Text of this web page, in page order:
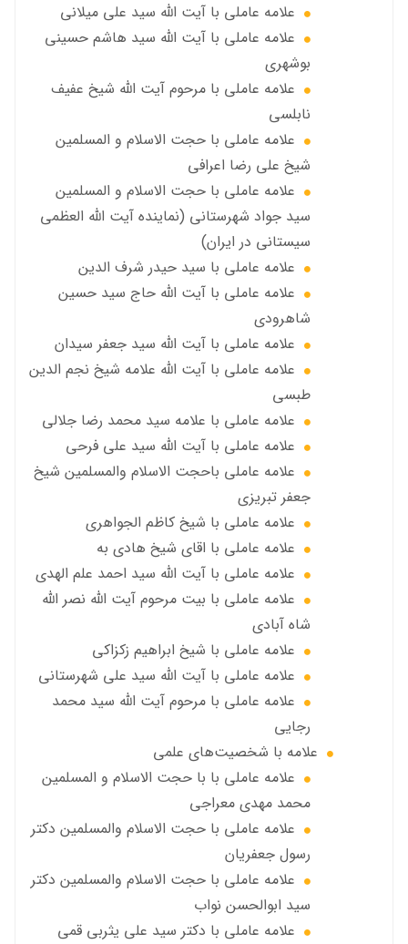
علامه عاملی با آیت الله سيد علي ميلاني
علامه عاملی با آيت الله سید هاشم حسینی
بوشهری
علامه عاملی با مرحوم آيت الله شيخ عفيف
نابلسي
علامه عاملي با حجت الاسلام و المسلمین
شیخ علی رضا اعرافی
علامه عاملي با حجت الاسلام و المسلمین
سید جواد شهرستانی (نماینده آیت الله العظمى
سیستانی در ایران)
علامه عاملي با سيد حیدر شرف الدين
علامه عاملي با آیت‌ الله حاج سید حسین
شاهرودی
علامه عاملي با آیت الله سید جعفر سيدان
علامه عاملي با آیت الله علامه شيخ نجم الدين
طبسي
علامه عاملي با علامه سيد محمد رضا جلالي
علامه عاملي با آيت الله سید علی فرحی
علامه عاملي باحجت الاسلام والمسلمين شیخ
جعفر تبریزی
علامه عاملی با شيخ كاظم الجواهري
علامه عاملي با اقای شیخ هادی به
علامه عاملي با آیت الله سید احمد علم الهدی
علامه عاملي با بيت مرحوم آيت الله نصر الله
شاه آبادی
علامه عاملي با شیخ ابراهیم زکزاکی
علامه عاملي با آيت الله سید علی شهرستانی
علامه عاملي با مرحوم آیت الله سید محمد
رجایی
علامه با شخصیت‌های علمی
علامه عاملي با با حجت الاسلام و المسلمین
محمد مهدی معراجی
علامه عاملي با حجت الاسلام والمسلمين دکتر
رسول جعفریان
علامه عاملي با حجت الاسلام والمسلمين دکتر
سید ابوالحسن نواب
علامه عاملي با دكتر سيد علي يثربي قمي